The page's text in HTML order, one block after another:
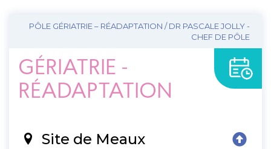
PÔLE GÉRIATRIE – RÉADAPTATION / DR PASCALE JOLLY -
CHEF DE PÔLE
GÉRIATRIE -
RÉADAPTATION
Site de Meaux